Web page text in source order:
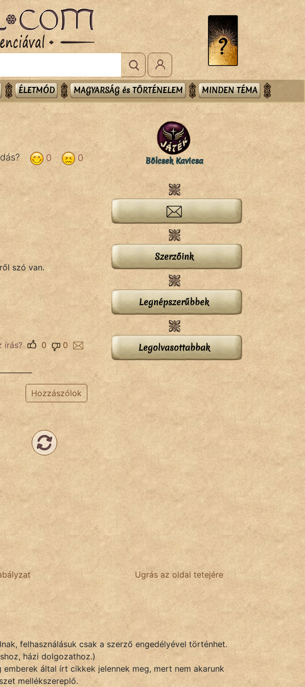
ÉLETMÓD MAGYARSÁG és TÖRTÉNELEM MINDEN TÉMA
0
0
szó van.
írás? 0
0
Hozzászólok
Bölcsek Kavicsa
Szerzőink
Legnépszerűbbek
Legolvasottabbak
Ugrás az oldal tetejére
felhasználásuk csak a szerző engedélyével történhet.
házi dolgozathoz.)
által írt cikkek jelennek meg, mert nem akarunk
mellékszereplő.